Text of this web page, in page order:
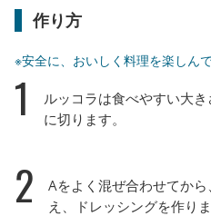
作り方
※安全に、おいしく料理を楽しん
1
ルッコラは食べやすい大
に切ります。
2
Aをよく混ぜ合わせてか
え、ドレッシングを作りま